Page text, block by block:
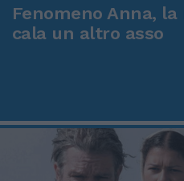
Fenomeno Anna,
cala un altro asso